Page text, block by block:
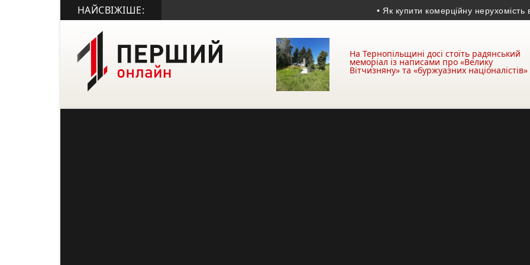
НАЙСВІЖІШЕ: • Як купити комерційну нерухомість в
На Тернопільщині досі стоїть радянський
меморіал із написами про «Велику
Вітчизняну» та «буржуазних націоналістів»